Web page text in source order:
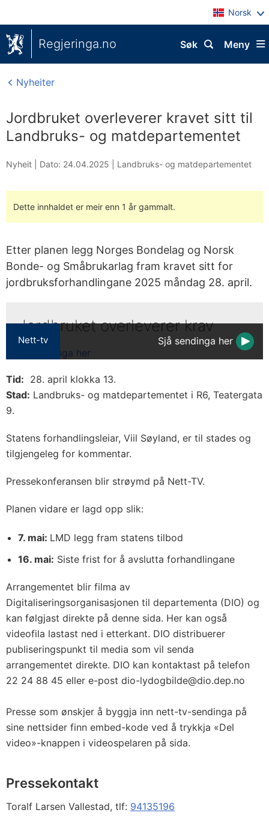
Norsk
Regjeringa.no Meny
Søk
Nyheiter
Jordbruket overleverer kravet sitt til
Landbruks- og matdepartementet
Nyheit | Dato: 24.04.2025 Landbruks- og matdepartementet
Dette innhaldet er meir enn 1 år gammalt.
Etter planen legg Norges Bondelag og Norsk
Bonde- og Småbrukarlag fram kravet sitt for
jordbruksforhandlingane 2025 måndag 28. april.
Nett-tv
Jordbruket overleverer krav
Sjå sendinga her
Tid: 28. april klokka 13.
Stad: Landbruks- og matdepartementet i R6, Teatergata
9.
Statens forhandlingsleiar, Viil Søyland, er til stades og
tilgjengeleg for kommentar.
Pressekonferansen blir strøymd på Nett-TV.
Planen vidare er lagd opp slik:
7. mai: LMD legg fram statens tilbod
16. mai: Siste frist for å avslutta forhandlingane
Arrangementet blir filma av
Digitaliseringsorganisasjonen til departementa (DIO) og
kan følgjast direkte på denne sida. Her kan også
videofila lastast ned i etterkant. DIO distribuerer
publiseringspunkt til media som vil senda
arrangementet direkte. DIO kan kontaktast på telefon
22 24 88 45 eller e-post dio-lydogbilde@dio.dep.no
Presse som ønskjer å byggja inn nett-tv-sendinga på
sine nettsider finn embed-kode ved å trykkja «Del
video»-knappen i videospelaren på sida.
Pressekontakt
Toralf Larsen Vallestad, tlf: 94135196